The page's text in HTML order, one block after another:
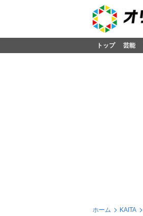
トップ 芸能
ホーム KAITA